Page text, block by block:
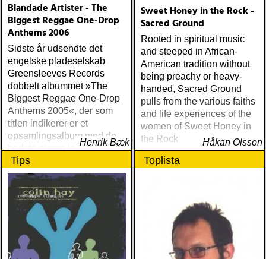
Blandade Artister - The
Biggest Reggae One-Drop
Anthems 2006
Sidste år udsendte det
engelske pladeselskab
Greensleeves Records
dobbelt albummet »The
Biggest Reggae One-Drop
Anthems 2005«, der som
titlen indikerer er et
opsamlingsalbum med de
bedste numre indenfor den
populære reggaestil kaldet
one-drop
Henrik Bæk
Sweet Honey in the Rock -
Sacred Ground
Rooted in spiritual music
and steeped in African-
American tradition without
being preachy or heavy-
handed, Sacred Ground
pulls from the various faiths
and life experiences of the
women of Sweet Honey in
the Rock
Håkan Olsson
Tips Toplista